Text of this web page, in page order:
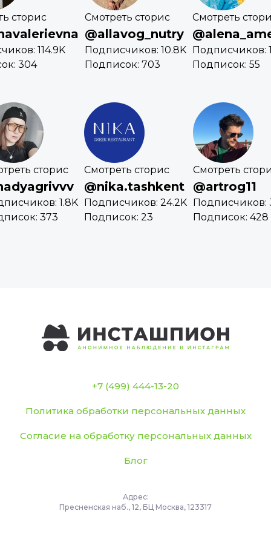
сторис
114.9K
304
Смотреть сторис
@allavog_nutry
Подписчиков: 10.8K
Подписок: 703
Смотреть
Подписчиков:
Подписок: 55
сторис
1.8K
373
Смотреть сторис
@nika.tashkent
Подписчиков: 24.2K
Подписок: 23
Смотреть
@artrog11
Подписчиков:
Подписок: 428
+7 (499) 444-13-20
Политика обработки персональных данных
Согласие на обработку персональных данных
Блог
Адрес:
Пресненская наб., 12, БЦ Москва, 123317